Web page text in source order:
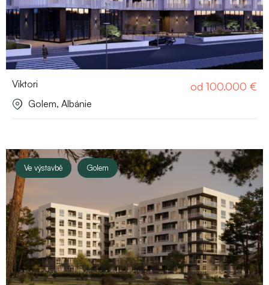
Viktori od 100.000 €
Golem, Albánie
Ve výstavbě Golem